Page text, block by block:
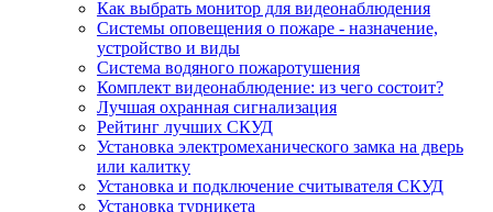
Как выбрать монитор для видеонаблюдения
Системы оповещения о пожаре - назначение,
устройство и виды
Система водяного пожаротушения
Комплект видеонаблюдение: из чего состоит?
Лучшая охранная сигнализация
Рейтинг лучших СКУД
Установка электромеханического замка на дверь
или калитку
Установка и подключение считывателя СКУД
Установка турникета